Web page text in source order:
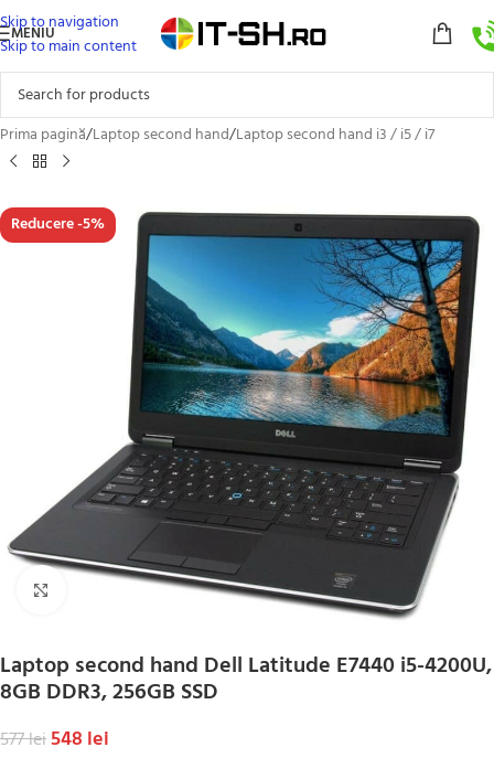
Skip to navigation
Skip to main content
MENIU
Prima pagină/Laptop second hand/Laptop second hand i3 / i5 / i7
Reducere -5%
Click to enlarge
Laptop second hand Dell Latitude E7440 i5-4200U,
8GB DDR3, 256GB SSD
577lei548 lei